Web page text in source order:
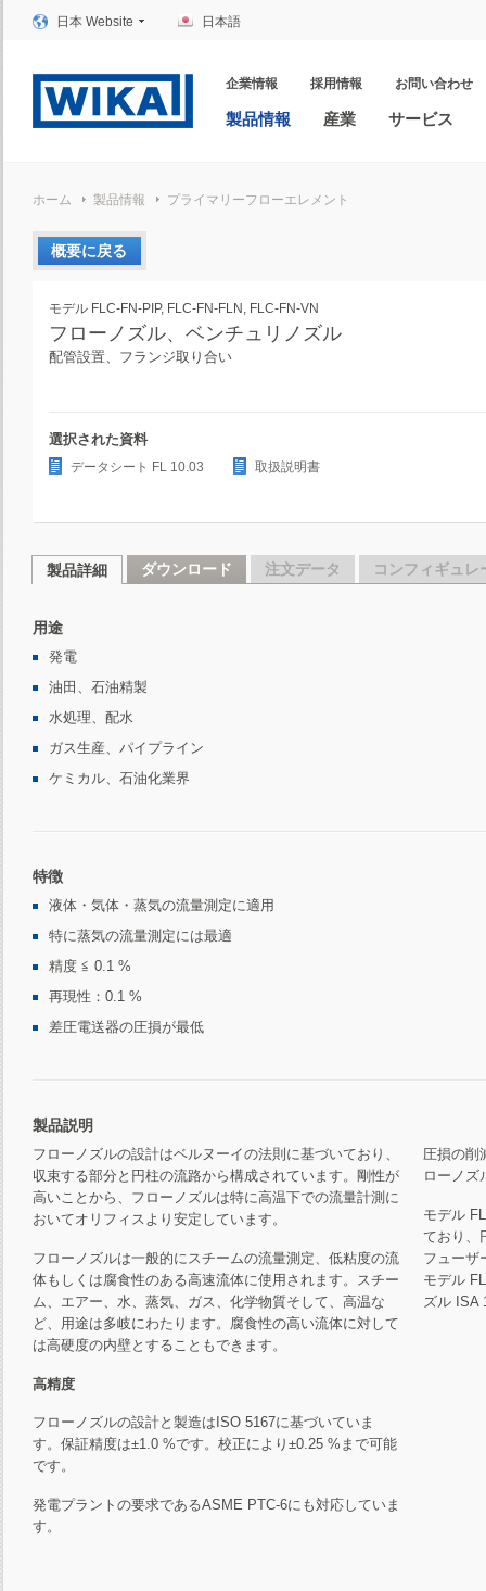
日本 Website 日本語
企業情報 採用情報 お問い合わせ
製品情報 産業 サービス
ホーム 製品情報 プライマリーフローエレメント
概要に戻る
モデル FLC-FN-PIP, FLC-FN-FLN, FLC-FN-VN
フローノズル、ベンチュリノズル
配管設置、フランジ取り合い
選択された資料
データシート FL 10.03 取扱説明書
製品詳細 ダウンロード 注文データ コンフィギュレ
用途
発電
油田、石油精製
水処理、配水
ガス生産、パイプライン
ケミカル、石油化業界
特徴
液体・気体・蒸気の流量測定に適用
特に蒸気の流量測定には最適
精度 ≦ 0.1 %
再現性： 0.1 %
差圧電送器の圧損が最低
製品説明
フローノズルの設計はベルヌーイの法則に基づいており、
収束する部分と円柱の流路から構成されています。剛性が
高いことから、フローノズルは特に高温下での流量計測に
おいてオリフィスより安定しています。
フローノズルは一般的にスチームの流量測定、低粘度の流
体もしくは腐食性のある高速流体に使用されます。スチー
ム、エアー、水、蒸気、ガス、化学物質そして、高温な
ど、用途は多岐にわたります。腐食性の高い流体に対して
は高硬度の内壁とすることもできます。
高精度
フローノズルの設計と製造はISO 5167に基づいていま
す。保証精度は±1.0 %です。校正により±0.25 %まで可能
です。
発電プラントの要求であるASME PTC-6にも対応していま
す。
圧損の削
ローノズ
モデル
ており、
フューザ
モデル
ズル ISA